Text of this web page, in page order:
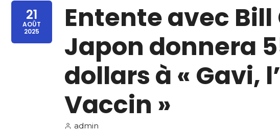
21
AOÛT
2025
Entente avec Bill
Japon donnera
dollars à « Gavi,
Vaccin »
admin